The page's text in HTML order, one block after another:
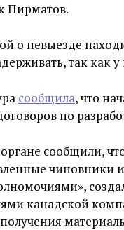
Пирматов.
о невыезде
так как
сообщила, что
по
сообщили,
чиновники
канадской